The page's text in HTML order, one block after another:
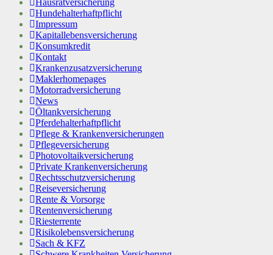
Hausratversicherung
Hundehalterhaftpflicht
Impressum
Kapitallebensversicherung
Konsumkredit
Kontakt
Krankenzusatzversicherung
Maklerhomepages
Motorradversicherung
News
Öltankversicherung
Pferdehalterhaftpflicht
Pflege & Krankenversicherungen
Pflegeversicherung
Photovoltaikversicherung
Private Krankenversicherung
Rechtsschutzversicherung
Reiseversicherung
Rente & Vorsorge
Rentenversicherung
Riesterrente
Risikolebensversicherung
Sach & KFZ